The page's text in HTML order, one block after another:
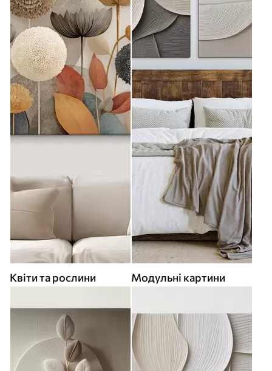
Квіти та рослини Модульні картини